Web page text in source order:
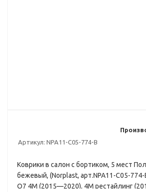
Артикул: NPA11-C05-774-B
Коврики в салон с бортиком, 5 мест
бежевый, (Norplast, арт.NPA11-C05-
Q7 4M (2015—2020), 4M рестайлинг